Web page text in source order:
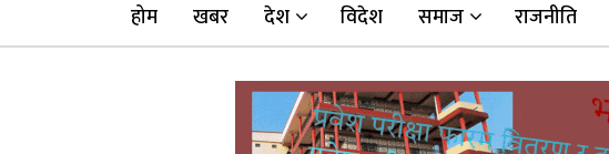
होम खबर देश विदेश समाज राजनीति